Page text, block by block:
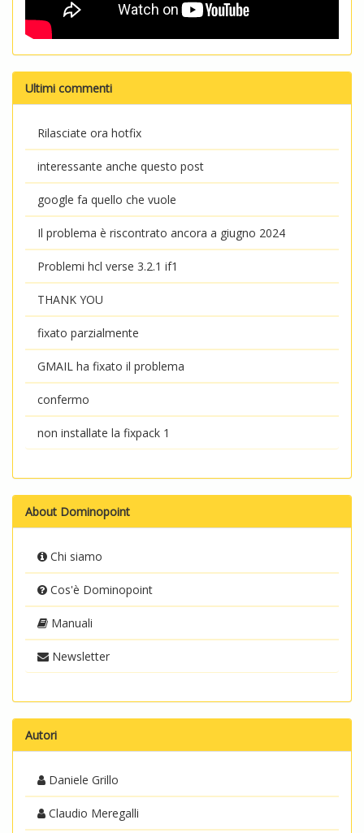
Ultimi commenti
Rilasciate ora hotfix
interessante anche questo post
google fa quello che vuole
Il problema è riscontrato ancora a giugno 2024
Problemi hcl verse 3.2.1 if1
THANK YOU
fixato parzialmente
GMAIL ha fixato il problema
confermo
non installate la fixpack 1
About Dominopoint
Chi siamo
Cos'è Dominopoint
Manuali
Newsletter
Autori
Daniele Grillo
Claudio Meregalli